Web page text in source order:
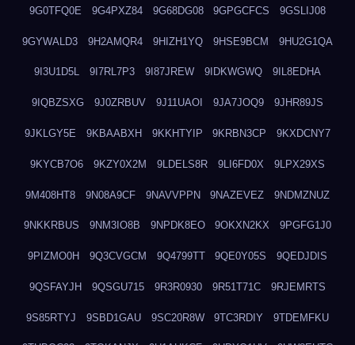
9G0TFQ0E 9G4PXZ84 9G68DG08 9GPGCFCS 9GSLIJ08
9GYWALD3 9H2AMQR4 9HIZH1YQ 9HSE9BCM 9HU2G1QA
9I3U1D5L 9I7RL7P3 9I87JREW 9IDKWGWQ 9IL8EDHA
9IQBZSXG 9J0ZRBUV 9J11UAOI 9JA7JOQ9 9JHR89JS
9JKLGY5E 9KBAABXH 9KKHTYIP 9KRBN3CP 9KXDCNY7
9KYCB7O6 9KZY0X2M 9LDELS8R 9LI6FD0X 9LPX29XS
9M408HT8 9N08A9CF 9NAVVPPN 9NAZEVEZ 9NDMZNUZ
9NKKRBUS 9NM3IO8B 9NPDK8EO 9OKXN2KX 9PGFG1J0
9PIZMO0H 9Q3CVGCM 9Q4799TT 9QE0Y05S 9QEDJDIS
9QSFAYJH 9QSGU715 9R3R0930 9R51T71C 9RJEMRTS
9S85RTYJ 9SBD1GAU 9SC20R8W 9TC3RDIY 9TDEMFKU